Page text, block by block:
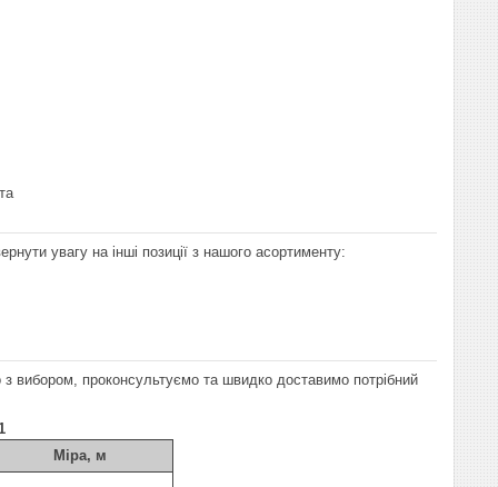
увагу на інші позиції з нашого асортименту:
проконсультуємо та швидко доставимо потрібний
Міра, м